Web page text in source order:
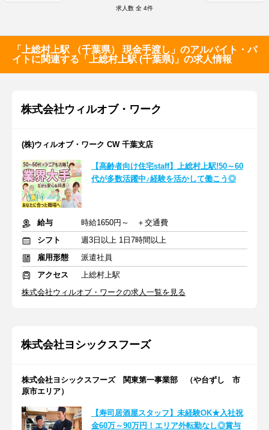
求人数 全 4件
「上総村上駅 （千葉県） 現金手渡し」のアルバイト・バ
イトに関連する「上総村上駅 (千葉県)」の求人情報
株式会社ウィルオブ・ワーク
(株)ウィルオブ・ワーク CW 千葉支店
【高齢者向け住宅staff】上総村上駅!50～60
代が多数活躍中♪経験を活かして働こう◎
給与
時給1650円～ ＋交通費
シフト
週3日以上 1日7時間以上
雇用形態
派遣社員
アクセス
上総村上駅
株式会社ウィルオブ・ワークの求人一覧を見る
株式会社ヨシックスフーズ
株式会社ヨシックスフーズ 関東第一事業部 （や台ずし 市
原市エリア）
【寿司居酒屋スタッフ】未経験OK★入社祝
金60万～90万円！エリア外転勤なし◎賞与